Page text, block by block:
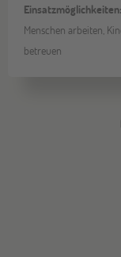
Einsatzmöglichkeiten:
Menschen arbeiten,
betreuen